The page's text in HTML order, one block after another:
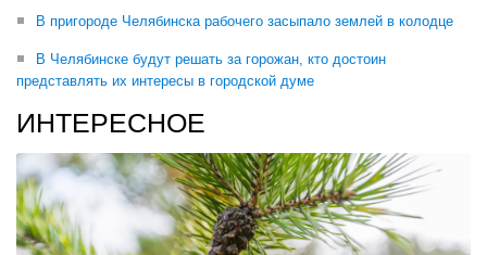
В пригороде Челябинска рабочего засыпало землей в колодце
В Челябинске будут решать за горожан, кто достоин
представлять их интересы в городской думе
ИНТЕРЕСНОЕ